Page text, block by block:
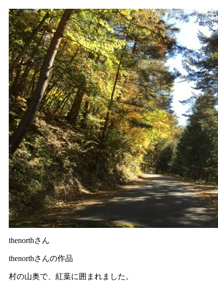
thenorthさん
thenorthさんの作品
村の山奥で、紅葉に囲まれました。